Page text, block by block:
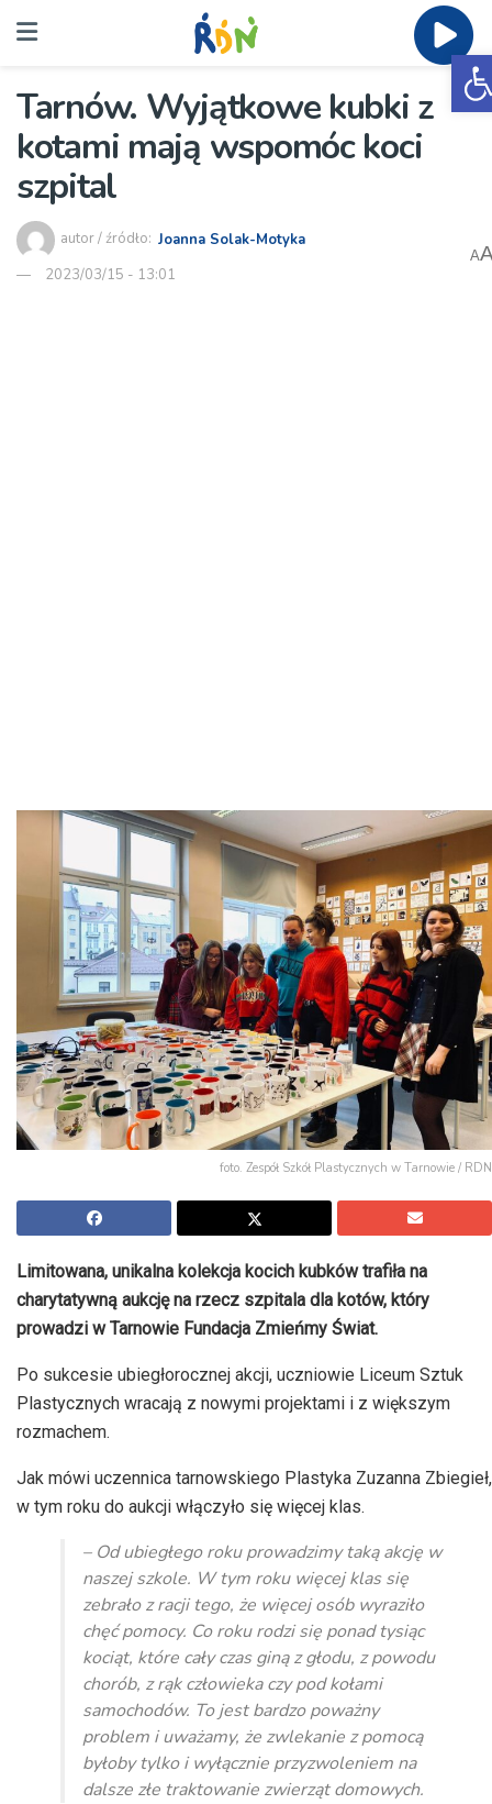
Tarnów. Wyjątkowe kubki z
kotami mają wspomóc koci
szpital
autor / źródło: Joanna Solak-Motyka
2023/03/15 - 13:01
A
foto. Zespół Szkół Plastycznych w Tarnowie / RDN
Limitowana, unikalna kolekcja kocich kubków trafiła na
charytatywną aukcję na rzecz szpitala dla kotów, który
prowadzi w Tarnowie Fundacja Zmieńmy Świat.
Po sukcesie ubiegłorocznej akcji, uczniowie Liceum Sztuk
Plastycznych wracają z nowymi projektami i z większym
rozmachem.
Jak mówi uczennica tarnowskiego Plastyka Zuzanna Zbiegieł,
w tym roku do aukcji włączyło się więcej klas.
– Od ubiegłego roku prowadzimy taką akcję w
naszej szkole. W tym roku więcej klas się
zebrało z racji tego, że więcej osób wyraziło
chęć pomocy. Co roku rodzi się ponad tysiąc
kociąt, które cały czas giną z głodu, z powodu
chorób, z rąk człowieka czy pod kołami
samochodów. To jest bardzo poważny
problem i uważamy, że zwlekanie z pomocą
byłoby tylko i wyłącznie przyzwoleniem na
dalsze złe traktowanie zwierząt domowych.